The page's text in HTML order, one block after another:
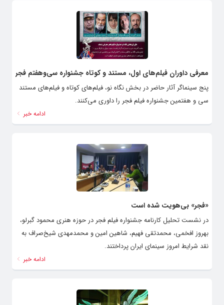
معرفی داوران فیلم‌های اول،‌ مستند و کوتاه جشنواره سی‌وهفتم فجر
پنج سینماگر آثار حاضر در بخش نگاه نو، فیلم‌های کوتاه و فیلم‌های مستند
سی و هفتمین جشنواره فیلم فجر را داوری می‌کنند.
ادامه خبر
«فجر» بی‌هویت شده است
در نشست تحلیل کارنامه جشنواره فیلم فجر در حوزه هنری محمود گبرلو،
بهروز افخمی، محمدتقی فهیم، شاهین امین و محمدمهدی شیخ‌صراف به
نقد شرایط امروز سینمای ایران پرداختند.
ادامه خبر